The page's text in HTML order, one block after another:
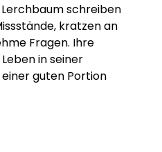
Lerchbaum schreiben
kratzen an
Fragen. Ihre
in seiner
guten Portion